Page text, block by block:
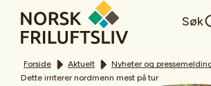
Søk
Forside Aktuelt
Nyheter og
Dette irriterer nordmenn mest på tur